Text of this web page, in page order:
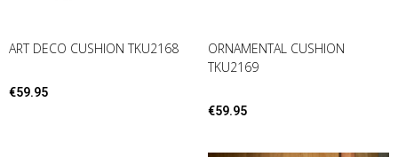
ART DECO CUSHION TKU2168
€59.95
ORNAMENTAL CUSHION
TKU2169
€59.95